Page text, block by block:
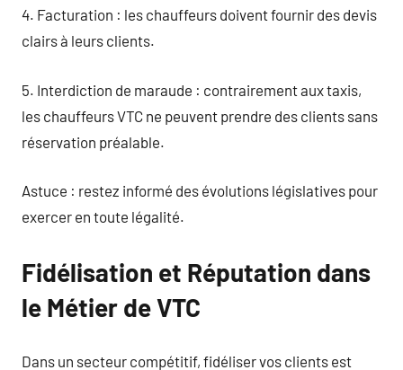
4. Facturation : les chauffeurs doivent fournir des devis
clairs à leurs clients.
5. Interdiction de maraude : contrairement aux taxis,
les chauffeurs VTC ne peuvent prendre des clients sans
réservation préalable.
Astuce : restez informé des évolutions législatives pour
exercer en toute légalité.
Fidélisation et Réputation dans
le Métier de VTC
Dans un secteur compétitif, fidéliser vos clients est